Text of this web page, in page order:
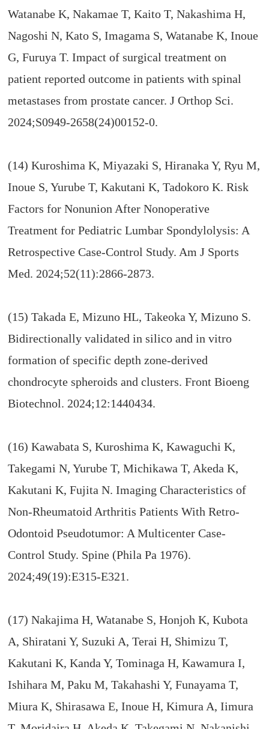
Watanabe K, Nakamae T, Kaito T, Nakashima H,
Nagoshi N, Kato S, Imagama S, Watanabe K, Inoue
G, Furuya T. Impact of surgical treatment on
patient reported outcome in patients with spinal
metastases from prostate cancer. J Orthop Sci.
2024;S0949-2658(24)00152-0.
(14) Kuroshima K, Miyazaki S, Hiranaka Y, Ryu M,
Inoue S, Yurube T, Kakutani K, Tadokoro K. Risk
Factors for Nonunion After Nonoperative
Treatment for Pediatric Lumbar Spondylolysis: A
Retrospective Case-Control Study. Am J Sports
Med. 2024;52(11):2866-2873.
(15) Takada E, Mizuno HL, Takeoka Y, Mizuno S.
Bidirectionally validated in silico and in vitro
formation of specific depth zone-derived
chondrocyte spheroids and clusters. Front Bioeng
Biotechnol. 2024;12:1440434.
(16) Kawabata S, Kuroshima K, Kawaguchi K,
Takegami N, Yurube T, Michikawa T, Akeda K,
Kakutani K, Fujita N. Imaging Characteristics of
Non-Rheumatoid Arthritis Patients With Retro-
Odontoid Pseudotumor: A Multicenter Case-
Control Study. Spine (Phila Pa 1976).
2024;49(19):E315-E321.
(17) Nakajima H, Watanabe S, Honjoh K, Kubota
A, Shiratani Y, Suzuki A, Terai H, Shimizu T,
Kakutani K, Kanda Y, Tominaga H, Kawamura I,
Ishihara M, Paku M, Takahashi Y, Funayama T,
Miura K, Shirasawa E, Inoue H, Kimura A, Iimura